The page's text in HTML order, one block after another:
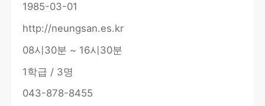
1985-03-01
http://neungsan.es.kr
08시30분 ~ 16시30분
1학급 / 3명
043-878-8455